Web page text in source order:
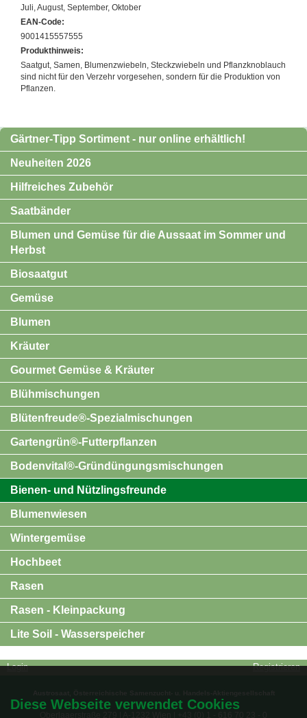
Juli, August, September, Oktober
EAN-Code:
9001415557555
Produkthinweis:
Saatgut, Samen, Blumenzwiebeln, Steckzwiebeln und Pflanzknoblauch
sind nicht für den Verzehr vorgesehen, sondern für die Produktion von
Pflanzen.
Gärtner-Tipp Sortiment - nur online erhältlich!
Neuheiten 2026
Hilfreiches Zubehör
Saatbänder
Blumen und Gemüse für die Aussaat im Sommer und
Herbst
Biosaatgut
Gemüse
Blumen
Kräuter
Gourmet Gemüse & Kräuter
Blühmischungen
Blütenfreude®-Spezialmischungen
Gartengrün®-Futterpflanzen
Bodenvital®-Gründüngungsmischungen
Bienen- und Nützlingsfreunde
Blumenwiesen
Wintergemüse
Hochbeet
Rasen
Rasen - Kleinpackung
Lite Soil - Wasserspeicher
Login Registrieren
Diese Webseite verwendet Cookies